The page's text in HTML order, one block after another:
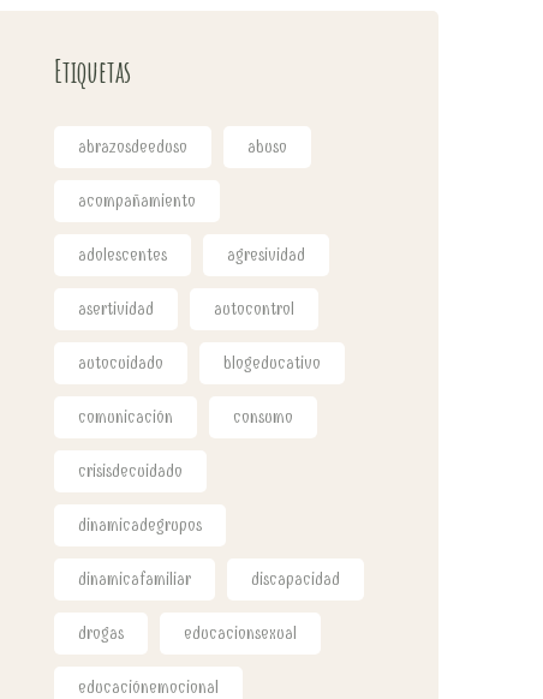
Etiquetas
abrazosdeeduso abuso
acompañamiento
adolescentes agresividad
asertividad autocontrol
autocuidado blogeducativo
comunicación consumo
crisisdecuidado
dinamicadegrupos
dinamicafamiliar discapacidad
drogas educacionsexual
educaciónemocional